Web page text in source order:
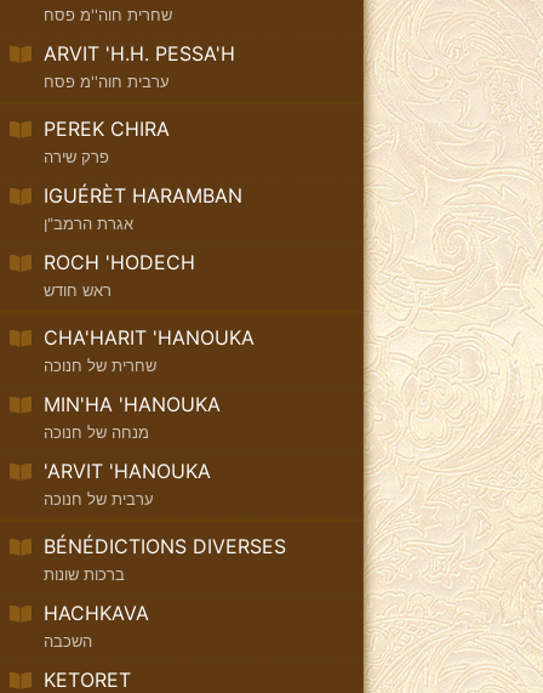
שחרית חוה''מ פסח
ARVIT 'H.H. PESSA'H
ערבית חוה''מ פסח
PEREK CHIRA
פרק שירה
IGUÉRÈT HARAMBAN
אגרת הרמב"ן
ROCH 'HODECH
ראש חודש
CHA'HARIT 'HANOUKA
שחרית של חנוכה
MIN'HA 'HANOUKA
מנחה של חנוכה
'ARVIT 'HANOUKA
ערבית של חנוכה
BÉNÉDICTIONS DIVERSES
ברכות שונות
HACHKAVA
השכבה
KETORET